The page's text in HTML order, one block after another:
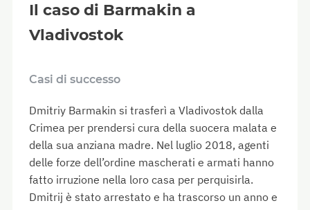
Il caso di Barmakin a
Vladivostok
Casi di successo
Dmitriy Barmakin si trasferì a Vladivostok dalla
Crimea per prendersi cura della suocera malata e
della sua anziana madre. Nel luglio 2018, agenti
delle forze dell’ordine mascherati e armati hanno
fatto irruzione nella loro casa per perquisirla.
Dmitrij è stato arrestato e ha trascorso un anno e